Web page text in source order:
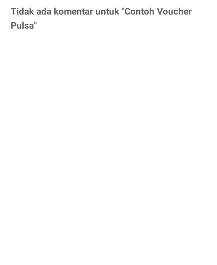
Tidak ada komentar untuk "Contoh Voucher
Pulsa"